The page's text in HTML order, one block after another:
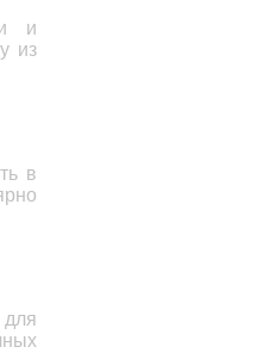
и
из
в
для